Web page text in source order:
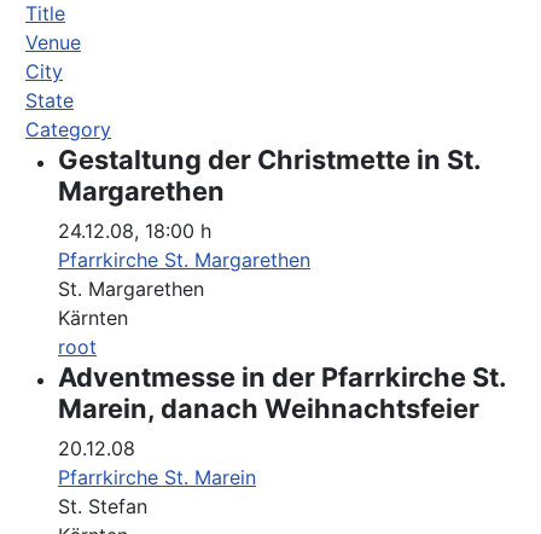
Title
Venue
City
State
Category
Gestaltung der Christmette in St.
Margarethen
24.12.08, 18:00 h
Pfarrkirche St. Margarethen
St. Margarethen
Kärnten
root
Adventmesse in der Pfarrkirche St.
Marein, danach Weihnachtsfeier
20.12.08
Pfarrkirche St. Marein
St. Stefan